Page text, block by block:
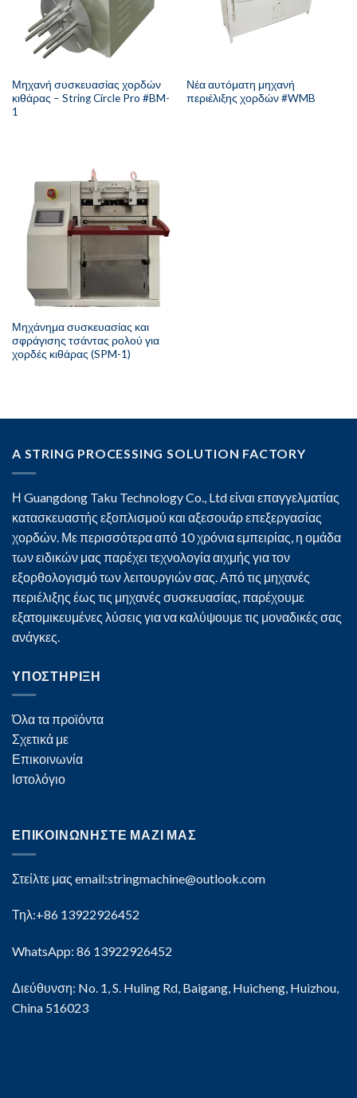
Μηχανή συσκευασίας χορδών
κιθάρας – String Circle Pro #BM-
1
Νέα αυτόματη μηχανή
περιέλιξης χορδών #WMB
Μηχάνημα συσκευασίας και
σφράγισης τσάντας ρολού για
χορδές κιθάρας (SPM-1)
A STRING PROCESSING SOLUTION FACTORY
Η Guangdong Taku Technology Co., Ltd είναι επαγγελματίας
κατασκευαστής εξοπλισμού και αξεσουάρ επεξεργασίας
χορδών. Με περισσότερα από 10 χρόνια εμπειρίας, η ομάδα
των ειδικών μας παρέχει τεχνολογία αιχμής για τον
εξορθολογισμό των λειτουργιών σας. Από τις μηχανές
περιέλιξης έως τις μηχανές συσκευασίας, παρέχουμε
εξατομικευμένες λύσεις για να καλύψουμε τις μοναδικές σας
ανάγκες.
ΥΠΟΣΤΗΡΙΞΗ
Όλα τα προϊόντα
Σχετικά με
Επικοινωνία
Ιστολόγιο
ΕΠΙΚΟΙΝΩΝΗΣΤΕ ΜΑΖΙ ΜΑΣ
Στείλτε μας email:stringmachine@outlook.com
Τηλ:+86 13922926452
WhatsApp: 86 13922926452
Διεύθυνση: No. 1, S. Huling Rd, Baigang, Huicheng, Huizhou,
China 516023